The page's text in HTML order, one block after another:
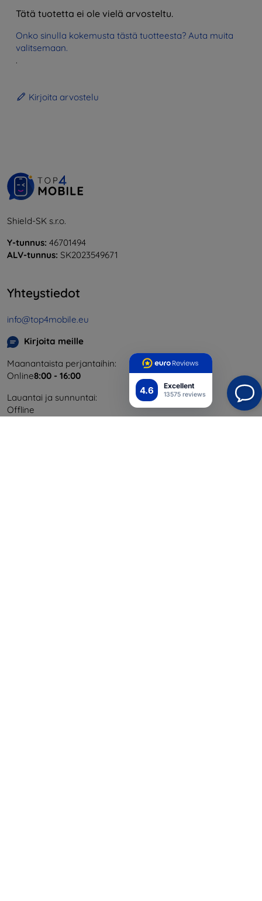
4.6 Excellent
13575 reviews
Tätä tuotetta ei ole vielä arvosteltu.
Onko sinulla kokemusta tästä tuotteesta? Auta muita
valitsemaan.
.
Kirjoita arvostelu
Shield-SK s.r.o.
Y-tunnus: 46701494
ALV-tunnus: SK2023549671
Yhteystiedot
info@top4mobile.eu
Kirjoita meille
Maanantaista perjantaihin:
Online8:00 - 16:00
Lauantai ja sunnuntai:
Offline